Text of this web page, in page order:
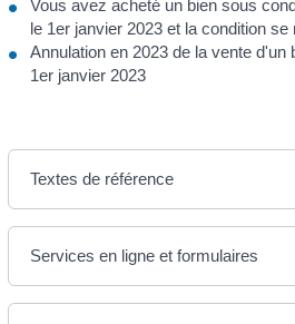
Vous avez acheté un bien sous
le 1erjanvier 2023 et la condition se
Annulation en 2023 de la vente d'un
1erjanvier 2023
Textes de référence
Services en ligne et formulaires